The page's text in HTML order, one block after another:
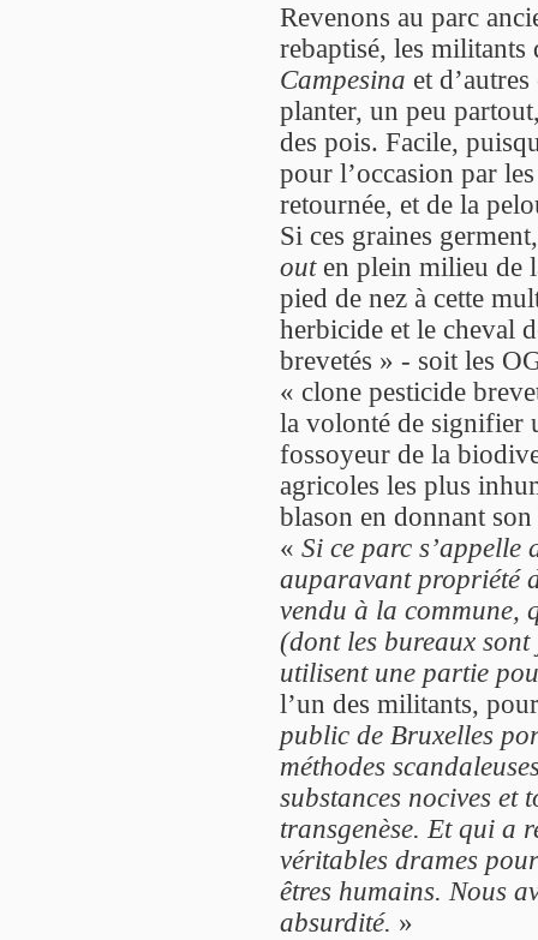
Revenons au parc
rebaptisé, les militants
Campesina et
planter, un peu
des pois. Facile,
pour l’occasion par
retournée, et de la
Si ces graines
outen plein milieu de
pied de nez à cette
herbicide et le cheval
brevetés » - soit les
« clone pesticide
la volonté de signifier
fossoyeur de la
agricoles les plus
blason en donnant
« Si ce parc s’appelle
auparavant propriété
vendu à la commune,
(dont les bureaux
utilisent une partie
l’un des militants,
public de Bruxelles
méthodes
substances nocives et
transgenèse. Et qui a
véritables drames
êtres humains. Nous
absurdité. »